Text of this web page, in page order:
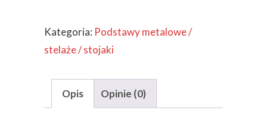
/
PODSTAWA
szt
Kategoria: Podstawy metalowe /
stelaże / stojaki
Opis Opinie (0)